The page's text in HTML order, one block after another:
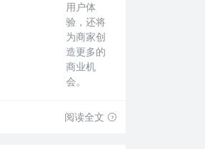
用户体
验，还将
为商家创
造更多的
商业机
会。
阅读全文